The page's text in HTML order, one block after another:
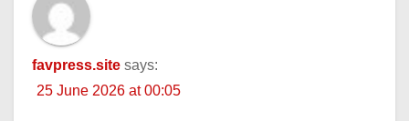
favpress.site says:
25 June 2026 at 00:05